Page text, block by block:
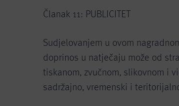
Članak 11: PUBLICITET
Sudjelovanjem u ovom
doprinos u natječaju može od
tiskanom, zvučnom, slikovnom i
sadržajno, vremenski i